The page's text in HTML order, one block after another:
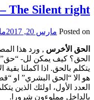
The Silent right – الحق الأخرس
Posted on مارس 20, 2017
الحق الأخرس
الحق؟ كيف يمكن لل-
يتكلم بالحق. اذا اكملنا
هو الا “الحق البشري” او
العدد الأول، اولئك الذين
بالداخل مملوءون شرورا.